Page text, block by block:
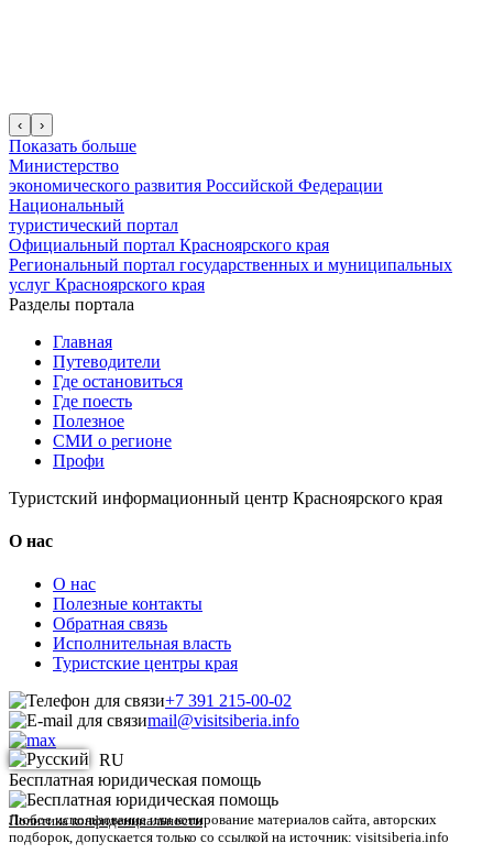
‹ ›
Показать больше
Министерство
экономического развития Российской Федерации
Национальный
туристический портал
Официальный портал Красноярского края
Региональный портал государственных и муниципальных
услуг Красноярского края
Разделы портала
Главная
Путеводители
Где остановиться
Где поесть
Полезное
СМИ о регионе
Профи
Туристский информационный центр Красноярского края
О нас
О нас
Полезные контакты
Обратная связь
Исполнительная власть
Туристские центры края
+7 391 215-00-02
mail@visitsiberia.info
RU
Бесплатная юридическая помощь
Политика конфиденциальности
Любое использование или копирование материалов сайта, авторских
подборок, допускается только со ссылкой на источник: visitsiberia.info